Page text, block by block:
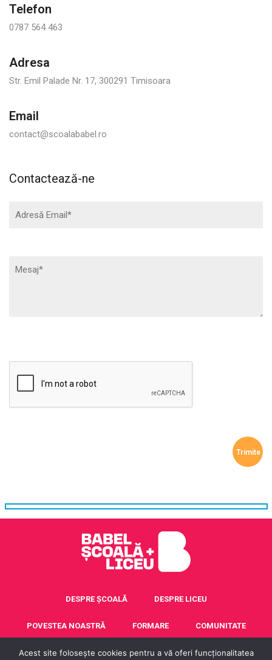
Telefon
0787 564 463
Adresa
Str. Emil Palade Nr. 17, 300291 Timisoara
Email
contact@scoalababel.ro
Contactează-ne
DESPRE ȘCOALĂ DESPRE LICEU
POVESTEA NOASTRĂ FORMARE COMUNITATE
ACREDITARE ERASMUS+ CONTACT
Acest site folosește cookies pentru a vă oferi funcționalitatea